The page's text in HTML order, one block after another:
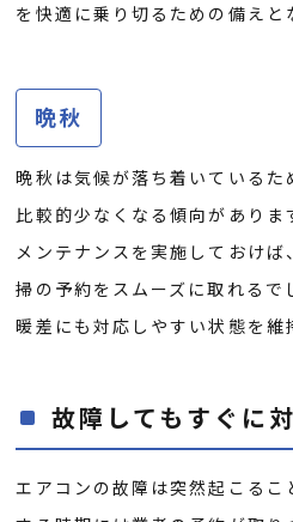
を快適に乗り切るための備えと
晩秋
晩秋は気候が落ち着いているた
比較的少なくなる傾向がありま
メンテナンスを実施しておけ
掃の予約をスムーズに取れるで
暖差にも対応しやすい状態を維
故障してもすぐに
エアコンの故障は突然起こるこ